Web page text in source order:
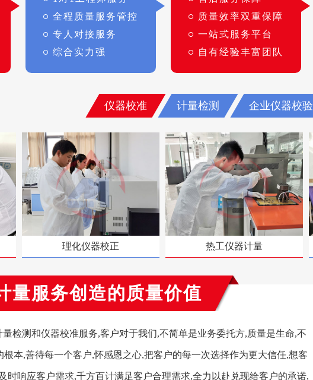
全程质量服务管控
专人对接服务
综合实力强
质量效率双重保障
一站式服务平台
自有经验丰富团队
仪器校准 计量检测 企业仪器校验
理化仪器校正 热工仪器计量
量服务创造的质量价值
检测和仪器校准服务,客户对于我们,不简单是业务委托方,质量是生命,不
本,善待每一个客户,怀感恩之心,把客户的每一次选择作为更大信任,想客
时响应客户需求,千方百计满足客户合理需求,全力以赴兑现给客户的承诺,